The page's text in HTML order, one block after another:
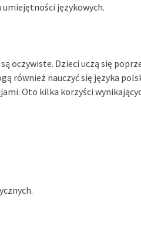
językowych.
oczywiste. Dzieci uczą się
również nauczyć się języka
Oto kilka korzyści